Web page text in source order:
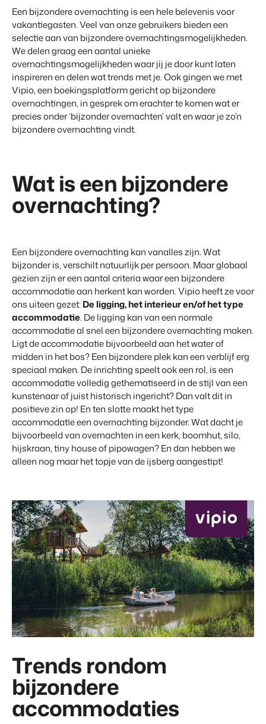
Website Integratie
Heb je al een website? Integratie is mogelijk.
Overstappen naar BEX
Klaar om te groeien?
BEX CMS
Verhuurwebsite
Breng je merk tot leven met onze websitebouwer.
Genereer leads voor jouw verkoopobjecten.
BEX Linguist
Marketing
Online Marketing
De krachtige combinatie van branding en performance marketing
Recreatief Vastgoedmarketing
Jouw project uitverkocht in een mum van tijd.
Booking Analytics
Premium BI Tool.
Platform.
Voor Vakantieparken
Ontdek de voordelen van Booking Experts voor
Vakantieparken.
Voor Concerns
Ontdek de voordelen van Booking Experts voor Concerns &
Groepen.
Exclusieve verhuur en resellers.
Projectontwikkelaars
Vastgoed en nieuwbouwprojecten.
Kleinschalige recreatiebedrijven
Vakantieboerderijen, appartementen en boetiekhotels
Dankzij Booking Experts
kunnen we ons volledig
focussen op gastvrijheid!
Gijs Meerdink
welcome.in
Kom in contact
Customer Success
Krijg antwoord op jouw vragen.
Developers
Ontwikkel jouw oplossing met onze open API.
Overstappen naar BEX
Klaar om te groeien?
Onboarding
Samen van start. Vandaag nog.
Van thema trainingen tot kennisevents.
Trust Center
Vertrouwen bij Booking Experts
Over ons
Customer Success Team
Krijg antwoord op jouw vragen
Vacatures
Vind jouw nieuwe droombaan
Contact
Neem contact op
Vastgoedprojecten
transformeren tot
volgeboekte vakantieparken
Klantverhaal Hofparken
NL
overstappen op facturatie bij
vertrek.
Lees meer
Contact sales Demo aanvragen
Een bijzondere overnachting is een hele belevenis voor
vakantiegasten. Veel van onze gebruikers bieden een
selectie aan van bijzondere overnachtingsmogelijkheden.
We delen graag een aantal unieke
overnachtingsmogelijkheden waar jij je door kunt laten
inspireren en delen wat trends met je. Ook gingen we met
Vipio, een boekingsplatform gericht op bijzondere
overnachtingen, in gesprek om erachter te komen wat er
precies onder ‘bijzonder overnachten’ valt en waar je zo’n
bijzondere overnachting vindt.
Wat is een bijzondere
overnachting?
Een bijzondere overnachting kan vanalles zijn. Wat
bijzonder is, verschilt natuurlijk per persoon. Maar globaal
gezien zijn er een aantal criteria waar een bijzondere
accommodatie aan herkent kan worden. Vipio heeft ze voor
ons uiteen gezet: De ligging, het interieur en/of het type
accommodatie. De ligging kan van een normale
accommodatie al snel een bijzondere overnachting maken.
Ligt de accommodatie bijvoorbeeld aan het water of
midden in het bos? Een bijzondere plek kan een verblijf erg
speciaal maken. De inrichting speelt ook een rol, is een
accommodatie volledig gethematiseerd in de stijl van een
kunstenaar of juist historisch ingericht? Dan valt dit in
positieve zin op! En ten slotte maakt het type
accommodatie een overnachting bijzonder. Wat dacht je
bijvoorbeeld van overnachten in een kerk, boomhut, silo,
hijskraan, tiny house of pipowagen? En dan hebben we
alleen nog maar het topje van de ijsberg aangestipt!
Trends rondom
bijzondere
accommodaties